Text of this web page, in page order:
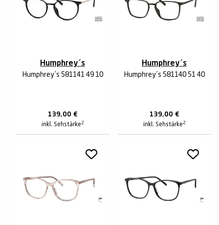
Humphrey´s
Humphrey´s 581141 49 10
139,00 €
inkl. Sehstärke 2
Humphrey´s
Humphrey´s 581140 51 40
139,00 €
inkl. Sehstärke 2